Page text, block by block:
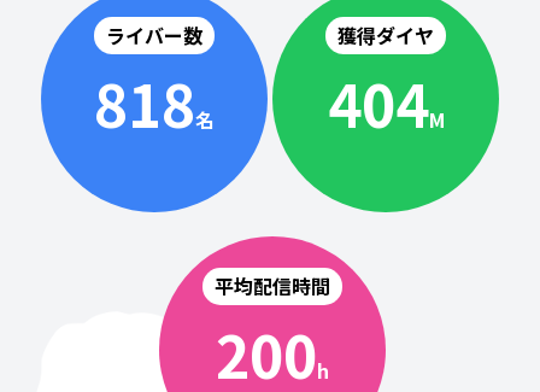
ライバー数
818名
獲得ダイヤ
404M
平均配信時間
200h